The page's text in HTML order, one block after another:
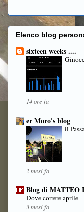
Elenco blog
sixteen weeks ....
14 ore fa
er Moro's blog
il
2 mesi fa
Blog di MATTEO
Dove correre aprile
3 mesi fa